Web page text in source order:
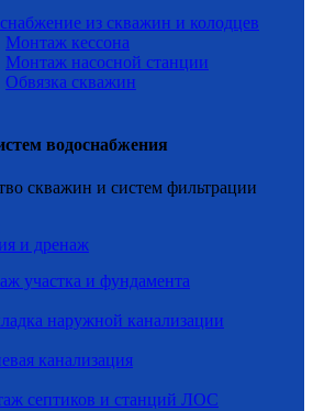
из скважин и колодцев
Монтаж кессона
Монтаж насосной станции
Обвязка скважин
водоснабжения
скважин и систем фильтрации
и дренаж
участка и фундамента
наружной канализации
канализация
септиков и станций ЛОС